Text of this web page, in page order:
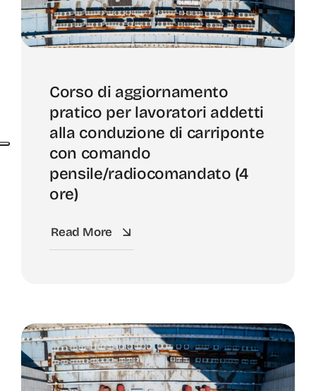
Corso di aggiornamento
pratico per lavoratori addetti
alla conduzione di carriponte
con comando
pensile/radiocomandato (4
ore)
Read More